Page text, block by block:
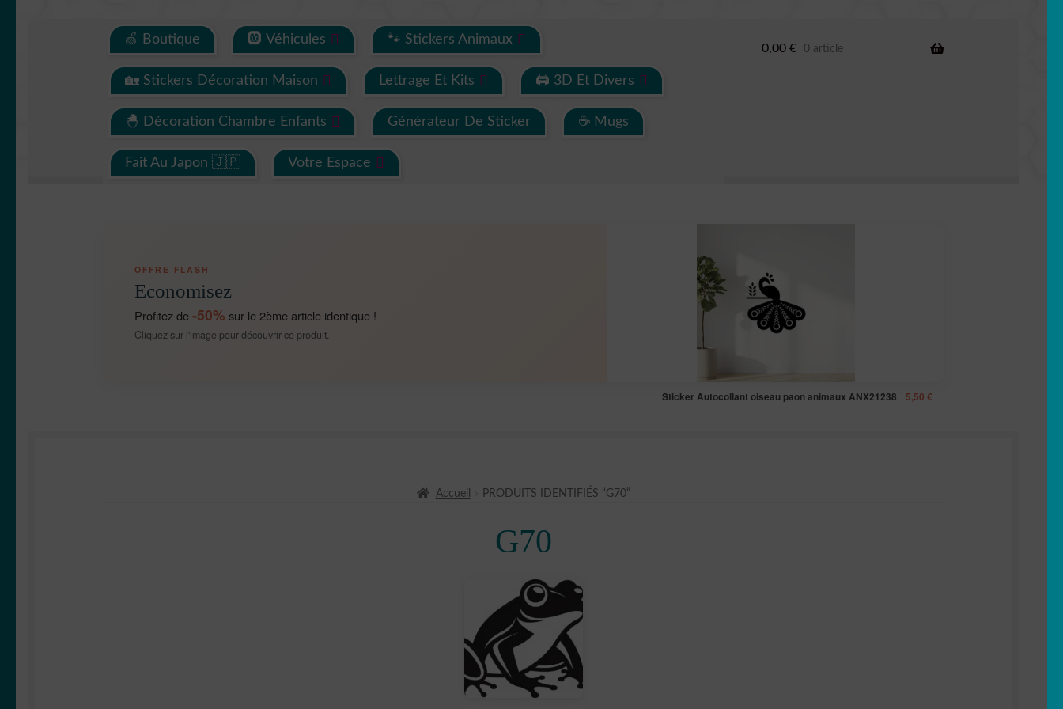
🍏 Boutique 🛞 Véhicules 🐾 Stickers Animaux
🏡 Stickers Décoration Maison Lettrage Et Kits 🖨 3D Et Divers
🐣 Décoration Chambre Enfants Générateur De Sticker ☕ Mugs
Fait Au Japon 🇯🇵 Votre Espace
0,00 € 0 article
OFFRE FLASH
Economisez
Profitez de-50% sur le 2ème article identique !
Cliquez sur l'image pour découvrir ce produit.
Sticker Autocollant oiseau paon animaux ANX21238 5,50 €
Accueil PRODUITS IDENTIFIÉS “G70”
G70